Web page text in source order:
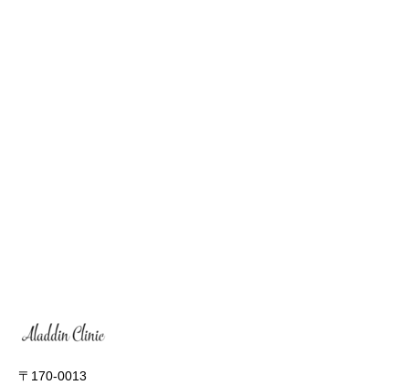
〒170-0013